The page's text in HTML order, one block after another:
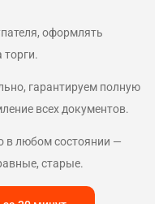
оформлять
гарантируем полную
всех документов.
в любом состоянии —
старые.